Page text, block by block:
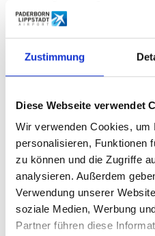
Zustimmung
Diese Webseite verwendet
Wir verwenden Cookies, um
personalisieren, Funktionen
zu können und die Zugriffe
analysieren. Außerdem
Verwendung unserer
soziale Medien, Werbung
Partner führen diese
durch Teile von
Flughafen-Gelände.
Straßen und Radwege
Landschaft unterhalb der
Zieleinlauf erfolgt entlang
im Bereich Airport-Forum
abwechslungsreiche
aufzuweisen und ist auch
attraktiv.
Die Kontrollen für die
von 9.00 Uhr bis 11.00